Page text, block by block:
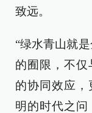
致远。
“绿水青山就
的囿限，不
的协同效应，
明的时代之